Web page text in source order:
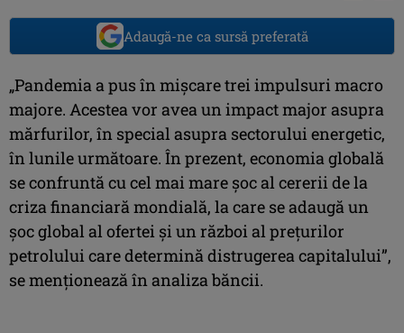
Adaugă-ne ca sursă preferată
„Pandemia a pus în mişcare trei impulsuri macro
majore. Acestea vor avea un impact major asupra
mărfurilor, în special asupra sectorului energetic,
în lunile următoare. În prezent, economia globală
se confruntă cu cel mai mare şoc al cererii de la
criza financiară mondială, la care se adaugă un
şoc global al ofertei şi un război al preţurilor
petrolului care determină distrugerea capitalului”,
se menţionează în analiza băncii.